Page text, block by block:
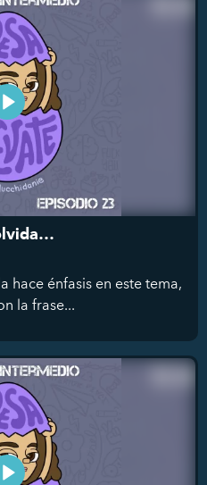
hace énfasis en este tema,
la frase...